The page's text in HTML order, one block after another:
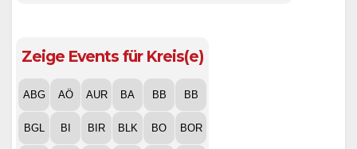
Zeige Events für Kreis(e)
ABG AÖ AUR BA BB BB
BGL BI BIR BLK BO BOR